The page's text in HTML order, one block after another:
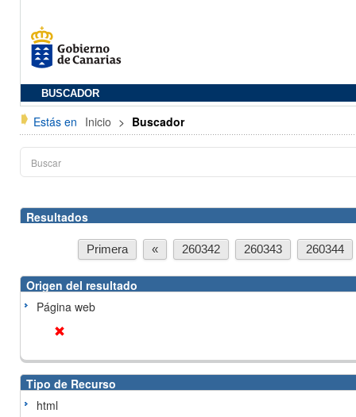
BUSCADOR
Estás en Inicio > Buscador
Resultados
Primera « 260342 260343 260344
Origen del resultado
Página web
Tipo de Recurso
html